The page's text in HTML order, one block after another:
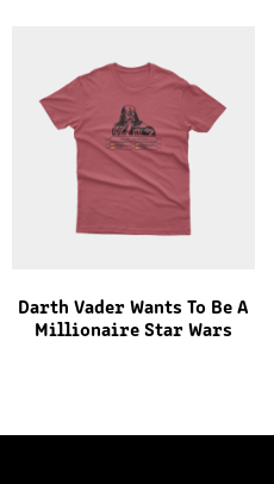
Darth Vader Wants To Be A
Millionaire Star Wars